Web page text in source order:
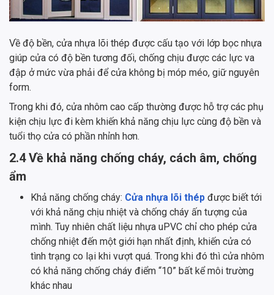
Về độ bền, cửa nhựa lõi thép được cấu tạo với lớp bọc nhựa
giúp cửa có độ bền tương đối, chống chịu được các lực va
đập ở mức vừa phải để cửa không bị móp méo, giữ nguyên
form.
Trong khi đó, cửa nhôm cao cấp thường được hỗ trợ các phụ
kiện chịu lực đi kèm khiến khả năng chịu lực cùng độ bền và
tuổi thọ cửa có phần nhỉnh hơn.
2.4 Về khả năng chống cháy, cách âm, chống
ẩm
Khả năng chống cháy: Cửa nhựa lõi thép được biết tới
với khả năng chịu nhiệt và chống cháy ấn tượng của
mình. Tuy nhiên chất liệu nhựa uPVC chỉ cho phép cửa
chống nhiệt đến một giới hạn nhất định, khiến cửa có
tình trạng co lại khi vượt quá. Trong khi đó thì cửa nhôm
có khả năng chống cháy điểm “10” bất kể môi trường
khác nhau